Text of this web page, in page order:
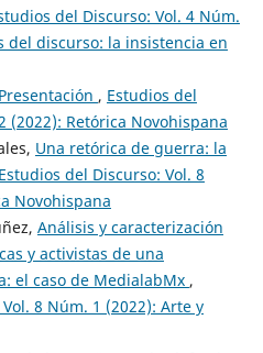
del Discurso: Vol. 4 Núm.
del discurso: la insistencia en
Presentación , Estudios del
(2022): Retórica Novohispana
Una retórica de guerra: la
Estudios del Discurso: Vol. 8
Novohispana
Análisis y caracterización
y activistas de una
el caso de MedialabMx ,
8 Núm. 1 (2022): Arte y